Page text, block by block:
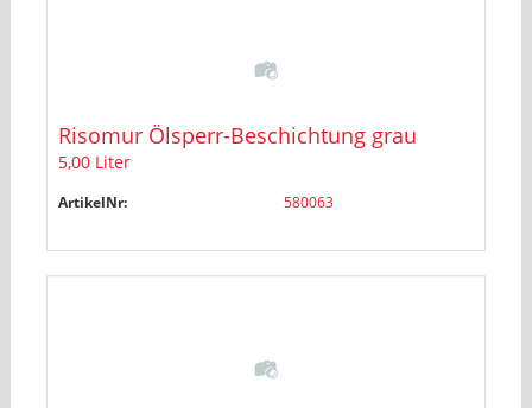
Risomur Ölsperr-Beschichtung grau
5,00 Liter
ArtikelNr: 580063